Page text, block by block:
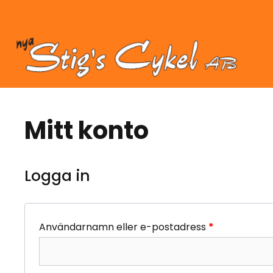
innehåll
Mitt konto
Logga in
Användarnamn eller e-postadress *